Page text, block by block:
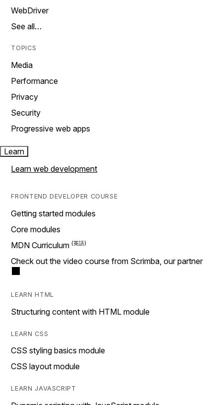
WebDriver
See all…
TOPICS
Media
Performance
Privacy
Security
Progressive web apps
Learn
Learn web development
FRONTEND DEVELOPER COURSE
Getting started modules
Core modules
MDN Curriculum
Check out the video course from Scrimba, our partner
LEARN HTML
Structuring content with HTML module
LEARN CSS
CSS styling basics module
CSS layout module
LEARN JAVASCRIPT